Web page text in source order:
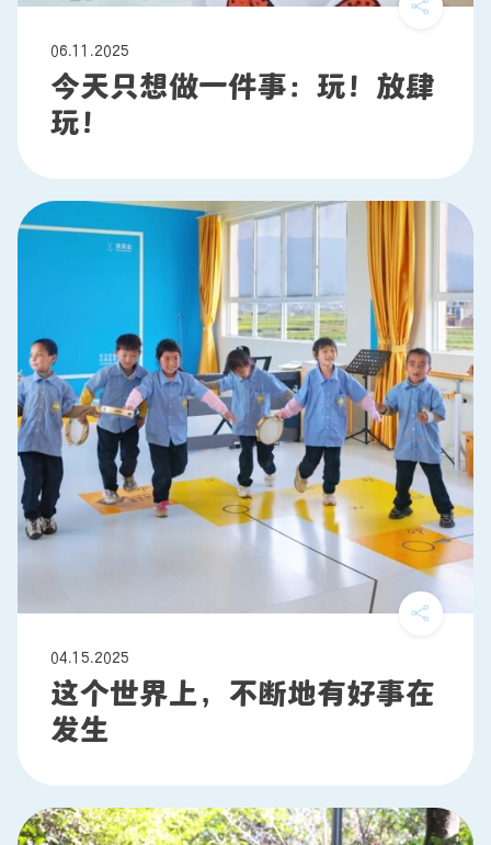
06.11.2025
今天只想做一件事：玩！放肆
玩！
04.15.2025
这个世界上，不断地有好事在
发生